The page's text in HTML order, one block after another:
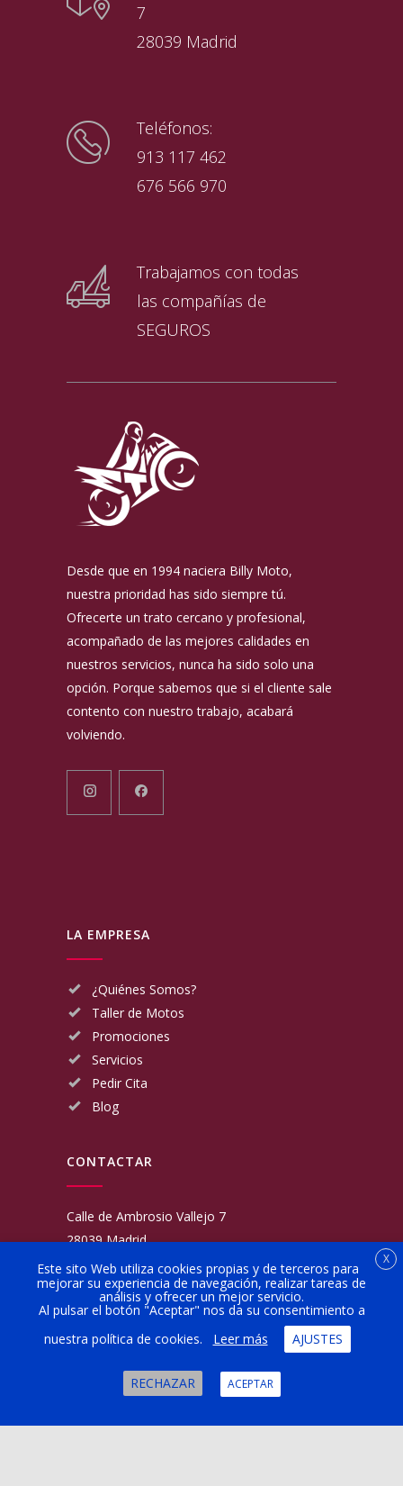
7
28039 Madrid
Teléfonos:
913 117 462
676 566 970
Trabajamos con todas
las compañías de
SEGUROS
Desde que en 1994 naciera Billy Moto,
nuestra prioridad has sido siempre tú.
Ofrecerte un trato cercano y profesional,
acompañado de las mejores calidades en
nuestros servicios, nunca ha sido solo una
opción. Porque sabemos que si el cliente sale
contento con nuestro trabajo, acabará
volviendo.
LA EMPRESA
¿Quiénes Somos?
Taller de Motos
Promociones
Servicios
Pedir Cita
Blog
CONTACTAR
Calle de Ambrosio Vallejo 7
28039 Madrid
Fijo:
913 117 462
Movil:
676 566 970
administracion@talleresgarciamartinezehijos.com
Lun a Vier:
9:00 a 14:00
16:00 a 20:00
X
Este sito Web utiliza cookies propias y de terceros para
mejorar su experiencia de navegación, realizar tareas de
análisis y ofrecer un mejor servicio.
Al pulsar el botón "Aceptar" nos da su consentimiento a
nuestra política de cookies.
Leer más AJUSTES
RECHAZAR ACEPTAR